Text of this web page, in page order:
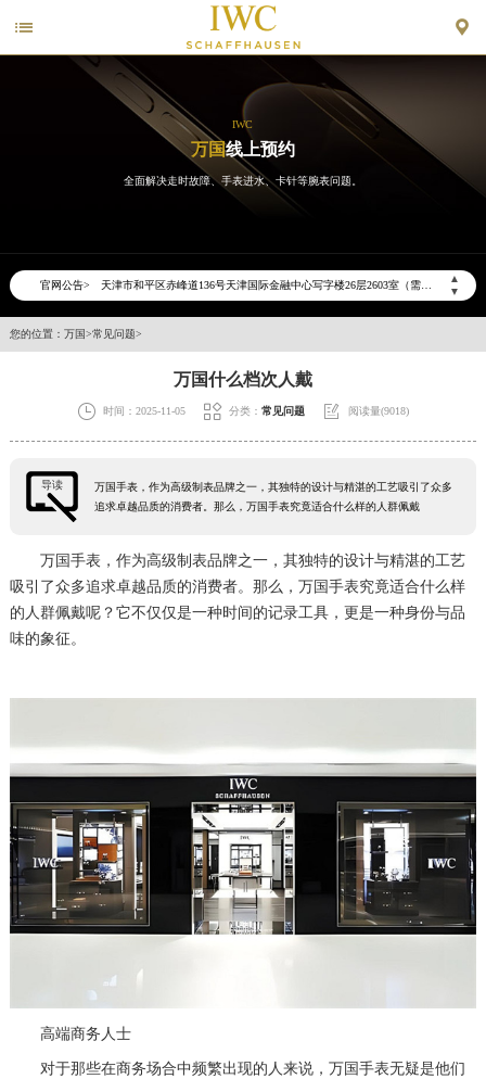
 
IWC
万国线上预约
全面解决走时故障、手表进水、卡针等腕表问题。
官网公告>
▲
▼
2026年6月万国售后服务中心最新网点地址：
天津市和平区赤峰道136号天津国际金融中心26层2603室万国售后服务中心（需提前预约）
节假日正常营业！
您的位置： 万国>常见问题>
万国什么档次人戴
 时间：2025-11-05  分类： 常见问题  阅读量(9018)
导读
万国手表，作为高级制表品牌之一，其独特的设计与精湛的工艺吸引了众多
追求卓越品质的消费者。那么，万国手表究竟适合什么样的人群佩戴
万国手表，作为高级制表品牌之一，其独特的设计与精湛的工艺
吸引了众多追求卓越品质的消费者。那么，万国手表究竟适合什么样
的人群佩戴呢？它不仅仅是一种时间的记录工具，更是一种身份与品
味的象征。
高端商务人士
对于那些在商务场合中频繁出现的人来说，万国手表无疑是他们